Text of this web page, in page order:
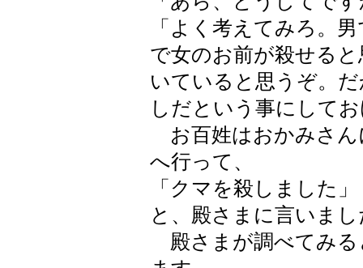
「よく考えてみろ。
で女のお前が殺せる
いていると思うぞ。
しだという事にして
お百姓はおかみさん
へ行って、
「クマを殺しました」
と、殿さまに言いまし
殿さまが調べてみる